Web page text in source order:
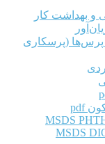
و بهداشت کار
پرس‌ها (پرسکاری
MSDS
MSDS